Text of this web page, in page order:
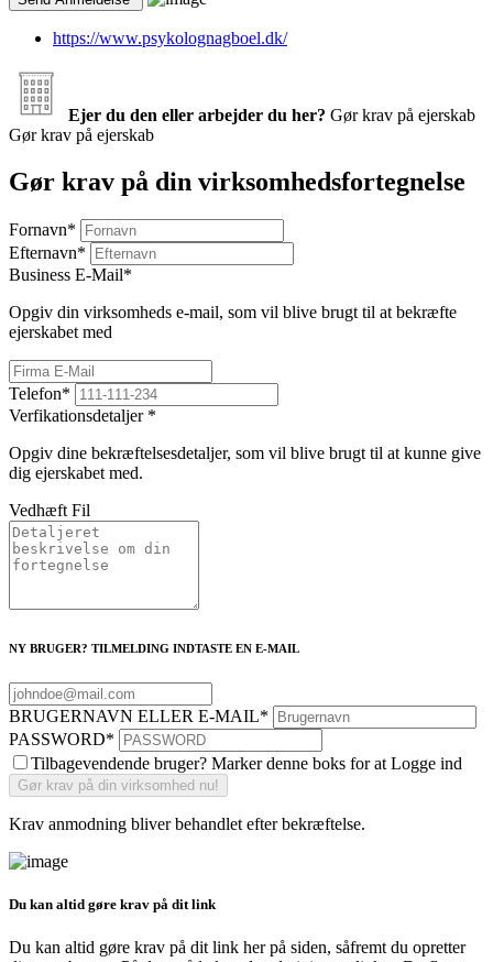
https://www.psykolognagboel.dk/
Ejer du den eller arbejder du her? Gør krav på ejerskab
Gør krav på ejerskab
Gør krav på din virksomhedsfortegnelse
Fornavn*
Efternavn*
Business E-Mail*
Opgiv din virksomheds e-mail, som vil blive brugt til at bekræfte
ejerskabet med
Telefon*
Verfikationsdetaljer *
Opgiv dine bekræftelsesdetaljer, som vil blive brugt til at kunne give
dig ejerskabet med.
Vedhæft Fil
NY BRUGER? TILMELDING INDTASTE EN E-MAIL
BRUGERNAVN ELLER E-MAIL*
PASSWORD*
Tilbagevendende bruger? Marker denne boks for at Logge ind
Krav anmodning bliver behandlet efter bekræftelse.
Du kan altid gøre krav på dit link
Du kan altid gøre krav på dit link her på siden, såfremt du opretter